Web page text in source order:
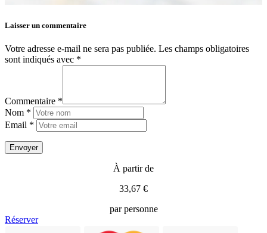
Laisser un commentaire
Votre adresse e-mail ne sera pas publiée. Les champs obligatoires
sont indiqués avec *
Commentaire *
Nom *
Email *
À partir de
33,67 €
par personne
Réserver